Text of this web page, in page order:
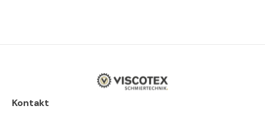
Kontakt